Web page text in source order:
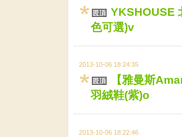
YKSHOUSE
色可選)v
2013-10-06 18:24:35
【雅曼斯
羽絨鞋(紫)o
2013-10-06 18:22:46